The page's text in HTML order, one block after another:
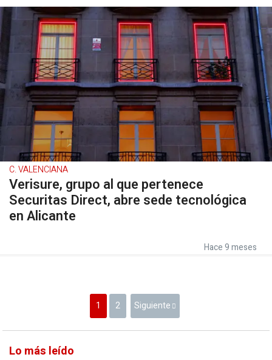
C. VALENCIANA
Verisure, grupo al que pertenece
Securitas Direct, abre sede tecnológica
en Alicante
Hace 9 meses
1 2 Siguiente
Lo más leído